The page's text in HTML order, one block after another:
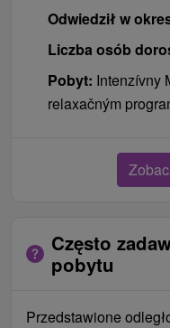
Odwiedził w
Liczba osób
Pobyt: Intenzívny
relaxačným
Często
pobytu
Przedstawione